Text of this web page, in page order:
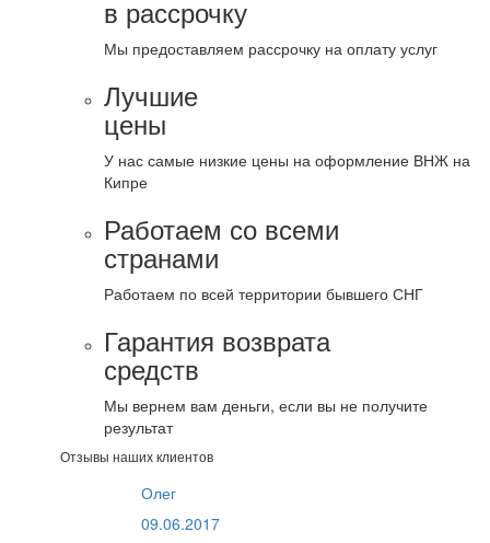
в рассрочку
Мы предоставляем рассрочку на оплату услуг
Лучшие
цены
У нас самые низкие цены на оформление ВНЖ на
Кипре
Работаем со всеми
странами
Работаем по всей территории бывшего СНГ
Гарантия возврата
средств
Мы вернем вам деньги, если вы не получите
результат
Отзывы наших клиентов